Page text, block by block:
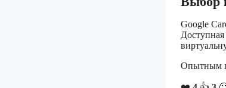
Google
Опытным